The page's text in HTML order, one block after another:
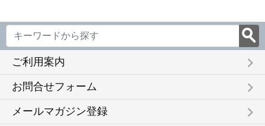
ご利用案内 keyboard_arrow_right
お問合せフォーム keyboard_arrow_right
メールマガジン登録 keyboard_arrow_right